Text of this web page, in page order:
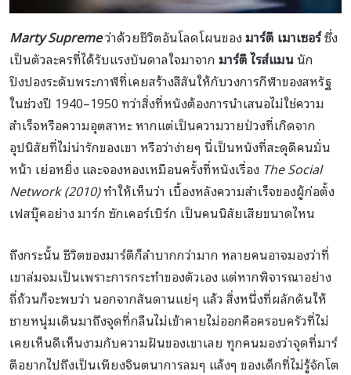
Marty Supremeว่าด้วยชีวิตอันโลดโผนของมาร์ตี เมาเซอร์ซึ่ง
เป็นตัวละครที่ได้รับแรงบันดาลใจมาจากมาร์ตี ไรส์แมนนัก
ปิงปองระดับพระกาฬที่เคยสร้างสีสันให้กับวงการกีฬาของสหรัฐ
ในช่วงปี 1940–1950 ทว่าสิ่งที่หนังต้องการนำเสนอไม่ใช่ความ
สำเร็จหรือความอุตสาหะ หากแต่เป็นความวายป่วงที่เกิดจาก
อุปนิสัยที่ไม่น่ารักของเขา หรือว่าง่ายๆ นี่เป็นหนังที่สะดุดีคนมั่น
หน้า เย่อหยิ่ง และจองหองเหมือนครั้งที่หนังเรื่อง The Social
Network (2010)ทำให้เห็นว่า เบื้องหลังความสำเร็จของผู้ก่อตั้ง
เฟสบุ๊คอย่าง มาร์ก ซักเคอร์เบิร์ก เป็นคนนิสัยเสียขนาดไหน
ถึงกระนั้น ชีวิตของมาร์ตีก็ลำบากกว่ามาก หลายคนอาจมองว่าที่
เขาล่มจมเป็นเพราะการกระทำของตัวเอง แต่หากพิจารณาอย่าง
ถี่ถ้วนก็จะพบว่า นอกจากสันดานแย่ๆ แล้ว สิ่งหนึ่งที่ผลักดันให้
ชายหนุ่มเดินมาถึงจุดที่กลืนไม่เข้าคายไม่ออกคือครอบครัวที่ไม่
เคยเห็นดีเห็นงามกับความฝันของเขาเลย ทุกคนมองว่าจุดที่มาร์
ตีอยากไปถึงเป็นเพียงจินตนาการลมๆ แล้งๆ ของเด็กที่ไม่รู้จักโต